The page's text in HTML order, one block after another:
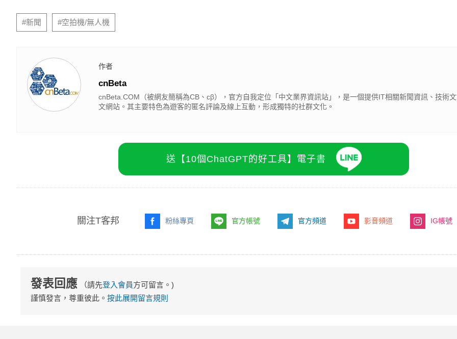
#新聞 #空拍機/無人機
作者
cnBeta
cnBeta.COM（被網友簡稱為CB、cβ），官方自我定位「中文業界資訊站」，是一個提供IT相關新聞資訊、技術
文網站。其主要特色為遊客的匿名評論及線上互動，形成獨特的社群文化。
送【10個ChatGPT的好工具】電子書
關注T客邦 粉絲專頁 官方帳號 官方頻道 影音頻道 IG帳號
發表回應 （請先登入會員方可留言。)
謹慎發言，尊重彼此。 按此展開留言規則